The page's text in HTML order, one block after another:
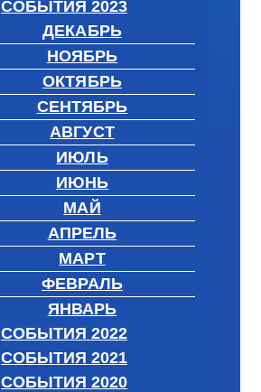
СОБЫТИЯ 2023
ДЕКАБРЬ
НОЯБРЬ
ОКТЯБРЬ
СЕНТЯБРЬ
АВГУСТ
ИЮЛЬ
ИЮНЬ
МАЙ
АПРЕЛЬ
МАРТ
ФЕВРАЛЬ
ЯНВАРЬ
СОБЫТИЯ 2022
СОБЫТИЯ 2021
СОБЫТИЯ 2020